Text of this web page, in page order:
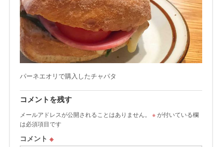
パーネエオリで購入したチャパタ
コメントを残す
メールアドレスが公開されることはありません。 ※が付いている欄
は必須項目です
コメント ※